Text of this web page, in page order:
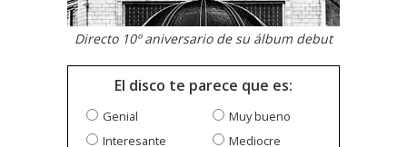
Directo 10º aniversario de su álbum debut
El disco te parece que es:
Genial
Muy bueno
Interesante
Mediocre